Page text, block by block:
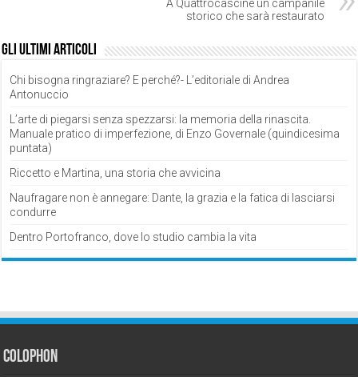
A Quattrocascine un campanile
storico che sarà restaurato
Gli ultimi articoli
Chi bisogna ringraziare? E perché?- L’editoriale di Andrea
Antonuccio
L’arte di piegarsi senza spezzarsi: la memoria della rinascita.
Manuale pratico di imperfezione, di Enzo Governale (quindicesima
puntata)
Riccetto e Martina, una storia che avvicina
Naufragare non è annegare: Dante, la grazia e la fatica di lasciarsi
condurre
Dentro Portofranco, dove lo studio cambia la vita
Colophon